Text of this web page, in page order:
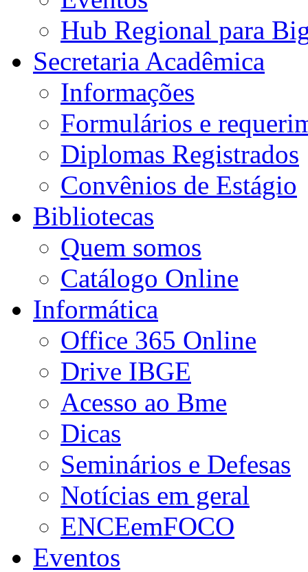
Hub Regional para
Secretaria Acadêmica
Informações
Formulários e
Diplomas Registrados
Convênios de Estágio
Bibliotecas
Quem somos
Catálogo Online
Informática
Office 365 Online
Drive IBGE
Acesso ao Bme
Dicas
Seminários e Defesas
Notícias em geral
ENCEemFOCO
Eventos